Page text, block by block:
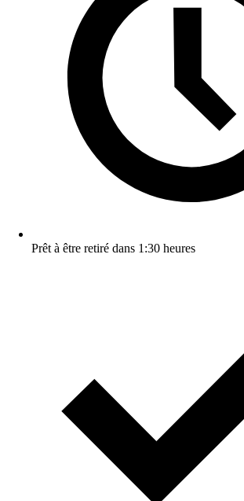
Prêt à être retiré dans 1:30 heures